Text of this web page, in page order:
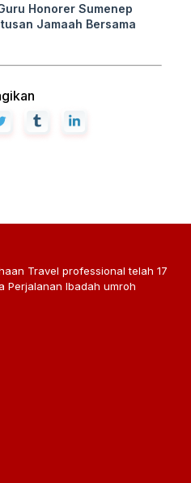
Honorer Sumenep
Jamaah Bersama
Travel professional telah 17
Perjalanan Ibadah umroh